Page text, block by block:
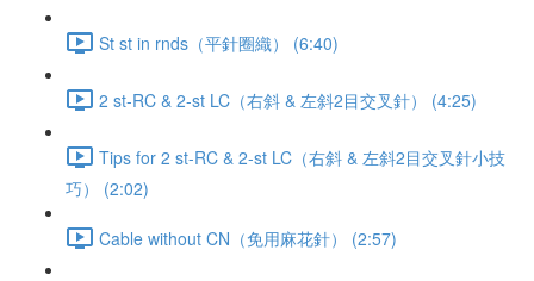
St st in rnds（平針圈織） (6:40)
2 st-RC & 2-st LC（右斜 & 左斜2目交叉針） (4:25)
Tips for 2 st-RC & 2-st LC（右斜 & 左斜2目交叉針小技
巧） (2:02)
Cable without CN（免用麻花針） (2:57)